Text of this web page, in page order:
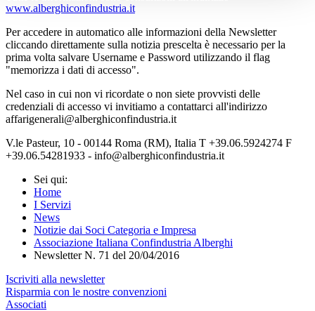
www.alberghiconfindustria.it
Per accedere in automatico alle informazioni della Newsletter
cliccando direttamente sulla notizia prescelta è necessario per la
prima volta salvare Username e Password utilizzando il flag
"memorizza i dati di accesso".
Nel caso in cui non vi ricordate o non siete provvisti delle
credenziali di accesso vi invitiamo a contattarci all'indirizzo
affarigenerali@alberghiconfindustria.it
V.le Pasteur, 10 - 00144 Roma (RM), Italia T +39.06.5924274 F
+39.06.54281933 - info@alberghiconfindustria.it
Sei qui:
Home
I Servizi
News
Notizie dai Soci Categoria e Impresa
Associazione Italiana Confindustria Alberghi
Newsletter N. 71 del 20/04/2016
Iscriviti alla newsletter
Risparmia con le nostre convenzioni
Associati